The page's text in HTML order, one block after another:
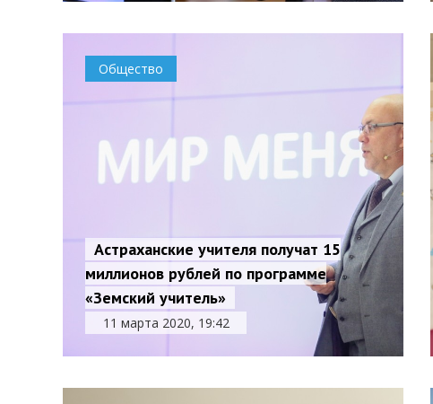
Общество
Астраханские учителя получат 15
миллионов рублей по программе
«Земский учитель»
11 марта 2020, 19:42